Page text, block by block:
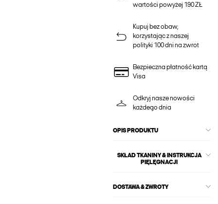
wartości powyżej 190 ZŁ
Kupuj bez obaw,
korzystając z naszej
polityki 100 dni na zwrot
Bezpieczna płatność kartą
Visa
Odkryj nasze nowości
każdego dnia
OPIS PRODUKTU
SKŁAD TKANINY & INSTRUKCJA
PIĘLĘGNACJI
DOSTAWA & ZWROTY